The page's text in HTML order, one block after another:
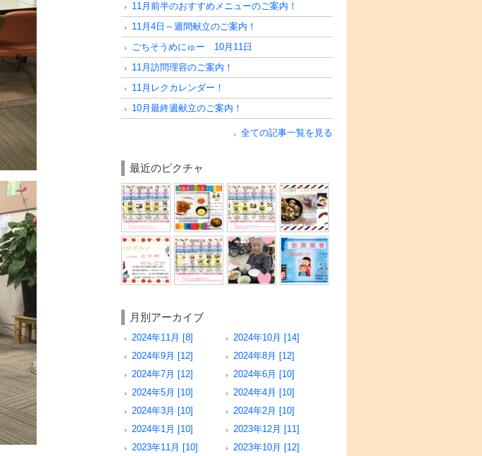
11月前半のおすすめメニューのご案内！
11月4日～週間献立のご案内！
ごちそうめにゅー 10月11日
11月訪問理容のご案内！
11月レクカレンダー！
10月最終週献立のご案内！
全ての記事一覧を見る
最近のピクチャ
月別アーカイブ
2024年11月 [8]
2024年10月 [14]
2024年9月 [12]
2024年8月 [12]
2024年7月 [12]
2024年6月 [10]
2024年5月 [10]
2024年4月 [10]
2024年3月 [10]
2024年2月 [10]
2024年1月 [10]
2023年12月 [11]
2023年11月 [10]
2023年10月 [12]